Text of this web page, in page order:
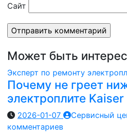
Сайт
Может быть
Эксперт по ремонту
Почему не греет
электроплите Kaiser
2026-01-07 Сервисный
комментариев